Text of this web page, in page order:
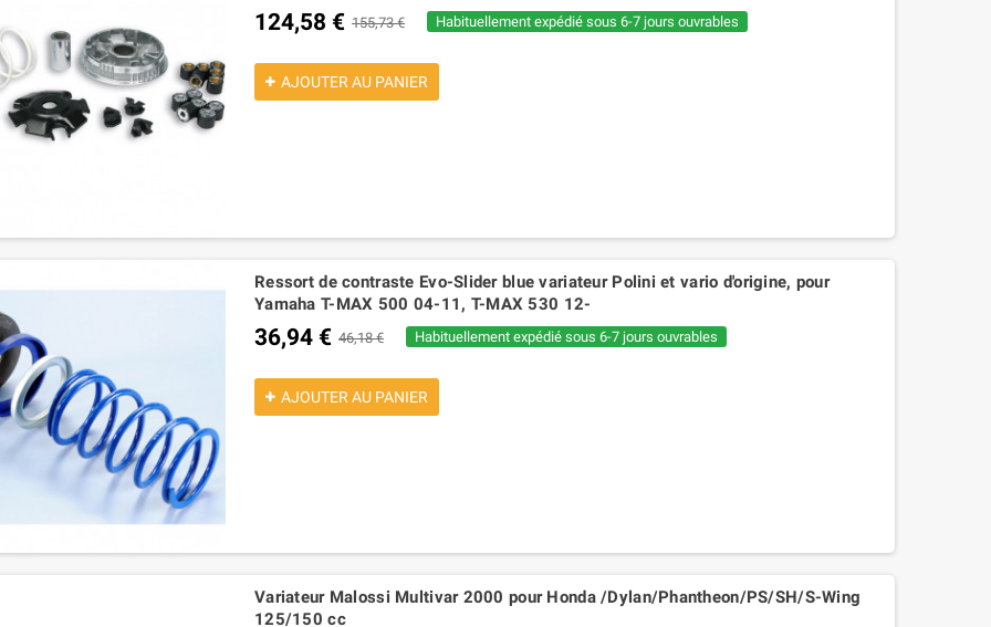
124,58 € 155,73 € Habituellement expédié sous 6-7 jours ouvrables
AJOUTER AU PANIER
Ressort de contraste Evo-Slider blue variateur Polini et vario d'origine, pour
Yamaha T-MAX 500 04-11, T-MAX 530 12-
36,94 € 46,18 € Habituellement expédié sous 6-7 jours ouvrables
AJOUTER AU PANIER
Variateur Malossi Multivar 2000 pour Honda /Dylan/Phantheon/PS/SH/S-Wing
125/150 cc